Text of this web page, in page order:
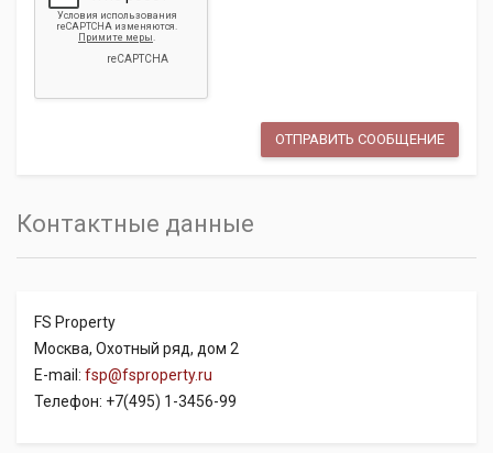
Контактные данные
FS Property
Москва, Охотный ряд, дом 2
E-mail: fsp@fsproperty.ru
Телефон: +7(495) 1-3456-99